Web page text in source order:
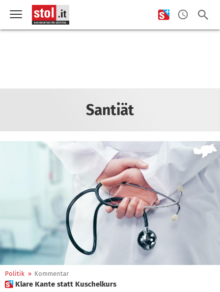
Santiät
Politik » Kommentar
 Klare Kante statt Kuschelkurs